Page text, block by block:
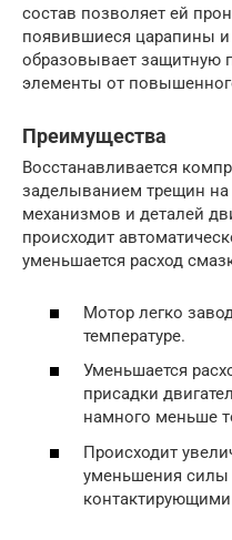
состав позволяет ей
появившиеся царапины
образовывает
элементы от
Преимущества
Восстанавливается
заделыванием трещин на
механизмов и деталей
происходит
уменьшается расход
Мотор легко
температуре.
Уменьшается
присадки
намного меньше
Происходит
уменьшения силы